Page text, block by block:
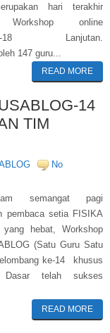
hari terakhir
Workshop online
18 Lanjutan.
147 guru...
READ MORE
14
TIM
No
semangat pagi
pembaca setia FISIKA
hebat, Workshop
(Satu Guru Satu
ke-14 khusus
telah sukses
READ MORE